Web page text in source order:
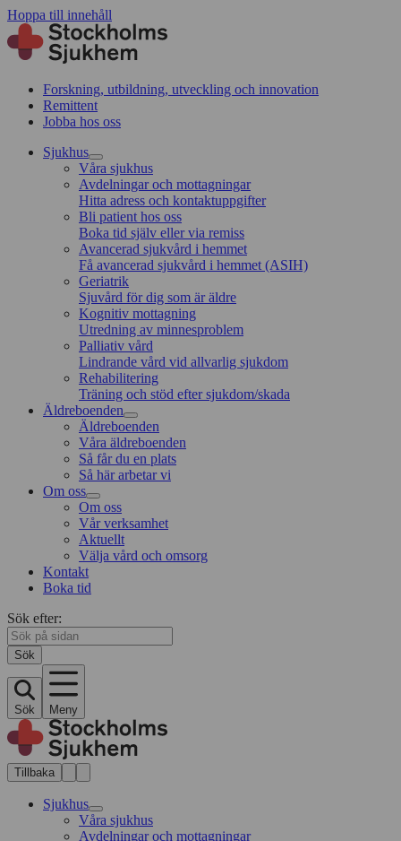
Hoppa till innehåll
Forskning, utbildning, utveckling och innovation
Remittent
Jobba hos oss
Sjukhus
Våra sjukhus
Avdelningar och mottagningar
Hitta adress och kontaktuppgifter
Bli patient hos oss
Boka tid själv eller via remiss
Avancerad sjukvård i hemmet
Få avancerad sjukvård i hemmet (ASIH)
Geriatrik
Sjuvård för dig som är äldre
Kognitiv mottagning
Utredning av minnesproblem
Palliativ vård
Lindrande vård vid allvarlig sjukdom
Rehabilitering
Träning och stöd efter sjukdom/skada
Äldreboenden
Äldreboenden
Våra äldreboenden
Så får du en plats
Så här arbetar vi
Om oss
Om oss
Vår verksamhet
Aktuellt
Välja vård och omsorg
Kontakt
Boka tid
Sök efter:
Sök
Sök Meny
Tillbaka
Sjukhus
Våra sjukhus
Avdelningar och mottagningar